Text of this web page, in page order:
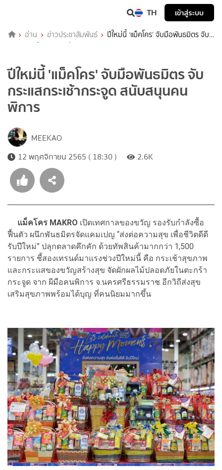
TH เข้าสู่ระบบ
อ่าน ข่าวประชาสัมพันธ์
ปีใหม่นี้ ‘แม็คโคร’ จับมือพันธมิตร จับ
กระแสกระเช้ากระจูด สนับสนุนคนพิการ
ปีใหม่นี้ 'แม็คโคร' จับมือพันธมิตร จับ
กระแสกระเช้ากระจูด สนับสนุนคน
พิการ
MEEKAO
12 พฤศจิกายน 2565 ( 18:30 )
2.6K
แม็คโคร MAKRO เปิดเทศกาลของขวัญ รองรับกำลังซื้อ
ฟื้นตัว ผนึกพันธมิตรจัดแคมเปญ “ส่งต่อความสุข เพื่อชีวิตดีดี
รับปีใหม่” ปลุกตลาดคึกคัก ด้วยทัพสินค้ามากกว่า 1,500
รายการ ชี้สองเทรนด์มาแรงช่วงปีใหม่นี้ คือ กระเช้าสุขภาพ
และกระแสของขวัญสร้างสุข จัดผักผลไม้ปลอดภัยในตะกร้า
กระจูด จาก ผีมือคนพิการ จ.นครศรีธรรมราช อีกวิถีส่งสุข
เสริมสุขภาพพร้อมได้บุญ ที่คนนิยมมากขึ้น